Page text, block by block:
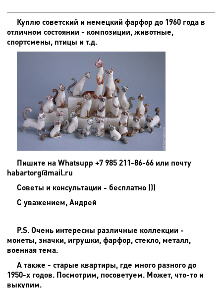
Куплю советский и немецкий фарфор до 1960 года в
отличном состоянии - композиции, животные,
спортсмены, птицы и т.д.
Пишите на Whatsupp +7 985 211-86-66 или почту
habartorg@mail.ru
Советы и консультации - бесплатно )))
С уважением, Андрей
P.S. Очень интересны различные коллекции -
монеты, значки, игрушки, фарфор, стекло, металл,
военная тема.
А также - старые квартиры, где много разного до
1950-х годов. Посмотрим, посоветуем. Может, что-то и
выкупим.